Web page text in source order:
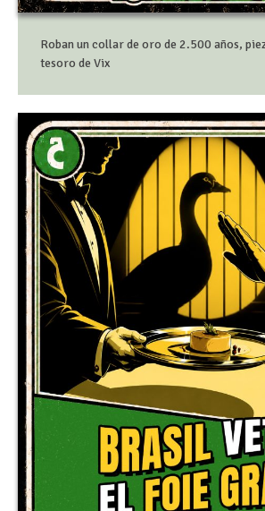
Roban un collar de oro de 2.500 años,
tesoro de Vix